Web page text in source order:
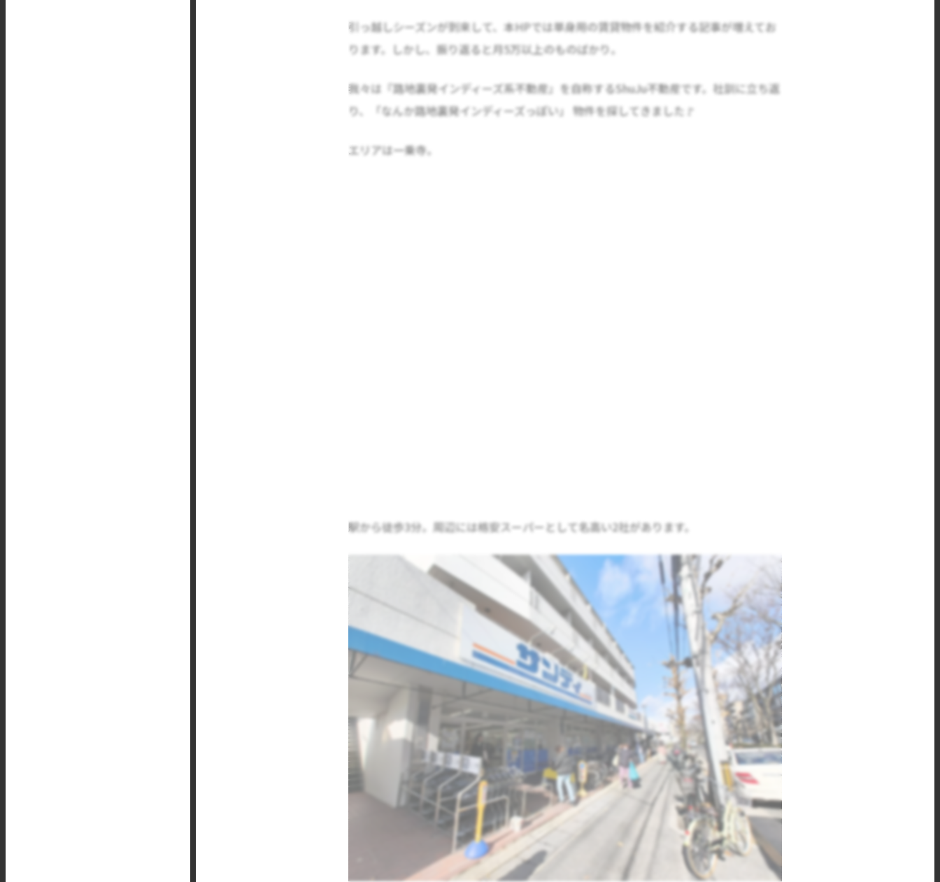
引っ越しシーズンが到来して、本HPでは単身用の賃貸物件を紹介する記事が増えてお
ります。しかし、振り返ると月5万以上のものばかり。
我々は『路地裏発インディーズ系不動産』を自称するShuJu不動産です。社訓に立ち返
り、「なんか路地裏発インディーズっぽい」 物件を探してきました🚩
エリアは一乗寺。
駅から徒歩3分。周辺には格安スーパーとして名高い2社があります。